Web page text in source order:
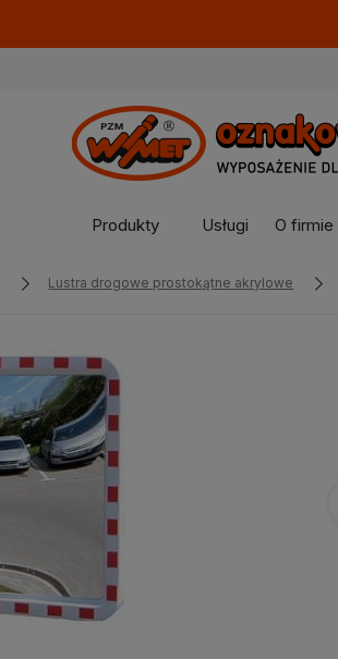
Produkty Usługi O firmie
Lustra drogowe prostokątne akrylowe